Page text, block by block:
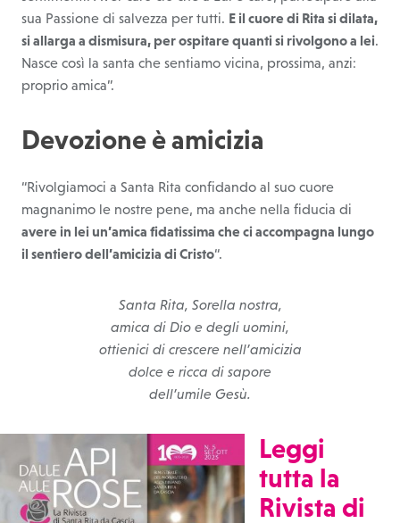
sua Passione di salvezza per tutti. E il cuore di Rita si dilata,
si allarga a dismisura, per ospitare quanti si rivolgono a lei.
Nasce così la santa che sentiamo vicina, prossima, anzi:
proprio amica”.
Devozione è amicizia
“Rivolgiamoci a Santa Rita confidando al suo cuore
magnanimo le nostre pene, ma anche nella fiducia di
avere in lei un’amica fidatissima che ci accompagna lungo
il sentiero dell’amicizia di Cristo“.
Santa Rita, Sorella nostra,
amica di Dio e degli uomini,
ottienici di crescere nell’amicizia
dolce e ricca di sapore
dell’umile Gesù.
Leggi
tutta la
Rivista di